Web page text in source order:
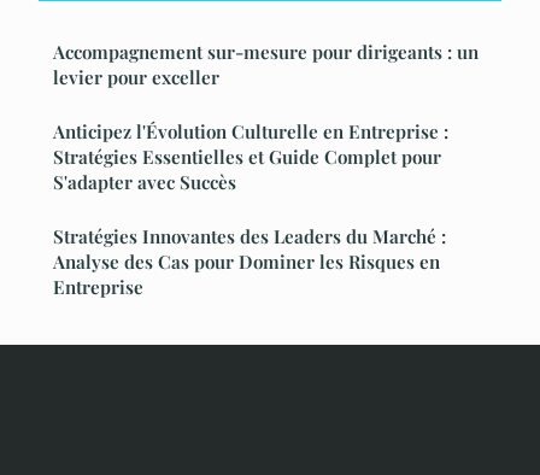
Accompagnement sur-mesure pour dirigeants : un
levier pour exceller
Anticipez l'Évolution Culturelle en Entreprise :
Stratégies Essentielles et Guide Complet pour
S'adapter avec Succès
Stratégies Innovantes des Leaders du Marché :
Analyse des Cas pour Dominer les Risques en
Entreprise